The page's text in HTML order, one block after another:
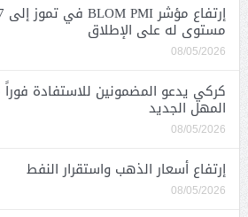
مستوى له على الإطلاق
08/05/2026
كركي يدعو المضمونين للاستفادة
المهل الجديد
08/05/2026
إرتفاع أسعار الذهب واستقرار النفط
08/05/2026